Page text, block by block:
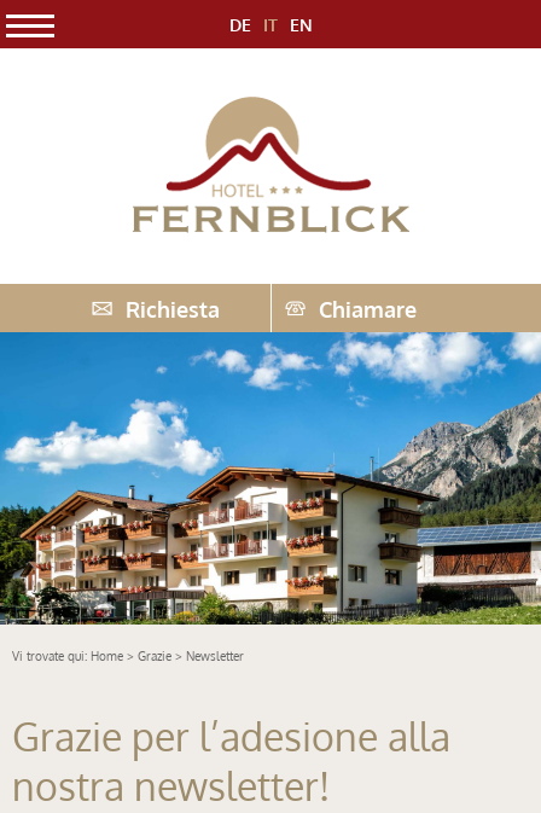
DE IT EN
Richiesta Chiamare
Vi trovate qui: Home > Grazie > Newsletter
Grazie per l’adesione alla
nostra newsletter!